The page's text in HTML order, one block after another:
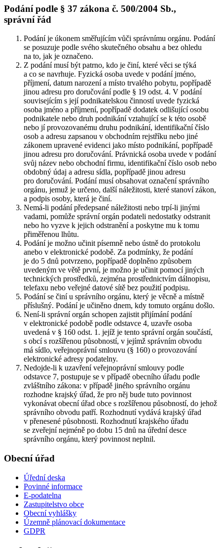
Podání podle § 37 zákona č. 500/2004 Sb.,
správní řád
Podání je úkonem směřujícím vůči správnímu orgánu. Podání
se posuzuje podle svého skutečného obsahu a bez ohledu
na to, jak je označeno.
Z podání musí být patrno, kdo je činí, které věci se týká
a co se navrhuje. Fyzická osoba uvede v podání jméno,
příjmení, datum narození a místo trvalého pobytu, popřípadě
jinou adresu pro doručování podle § 19 odst. 4. V podání
souvisejícím s její podnikatelskou činností uvede fyzická
osoba jméno a příjmení, popřípadě dodatek odlišující osobu
podnikatele nebo druh podnikání vztahující se k této osobě
nebo jí provozovanému druhu podnikání, identifikační číslo
osob a adresu zapsanou v obchodním rejstříku nebo jiné
zákonem upravené evidenci jako místo podnikání, popřípadě
jinou adresu pro doručování. Právnická osoba uvede v podání
svůj název nebo obchodní firmu, identifikační číslo osob nebo
obdobný údaj a adresu sídla, popřípadě jinou adresu
pro doručování. Podání musí obsahovat označení správního
orgánu, jemuž je určeno, další náležitosti, které stanoví zákon,
a podpis osoby, která je činí.
Nemá-li podání předepsané náležitosti nebo trpí-li jinými
vadami, pomůže správní orgán podateli nedostatky odstranit
nebo ho vyzve k jejich odstranění a poskytne mu k tomu
přiměřenou lhůtu.
Podání je možno učinit písemně nebo ústně do protokolu
anebo v elektronické podobě. Za podmínky, že podání
je do 5 dnů potvrzeno, popřípadě doplněno způsobem
uvedeným ve větě první, je možno je učinit pomocí jiných
technických prostředků, zejména prostřednictvím dálnopisu,
telefaxu nebo veřejné datové sítě bez použití podpisu.
Podání se činí u správního orgánu, který je věcně a místně
příslušný. Podání je učiněno dnem, kdy tomuto orgánu došlo.
Není-li správní orgán schopen zajistit přijímání podání
v elektronické podobě podle odstavce 4, uzavře osoba
uvedená v § 160 odst. 1. jejíž je tento správní orgán součástí,
s obcí s rozšířenou působností, v jejímž správním obvodu
má sídlo, veřejnoprávní smlouvu (§ 160) o provozování
elektronické adresy podatelny.
Nedojde-li k uzavření veřejnoprávní smlouvy podle
odstavce 7, postupuje se v případě obecního úřadu podle
zvláštního zákona: v případě jiného správního orgánu
rozhodne krajský úřad, že pro něj bude tuto povinnost
vykonávat obecní úřad obce s rozšířenou působností, do jehož
správního obvodu patří. Rozhodnutí vydává krajský úřad
v přenesené působnosti. Rozhodnutí krajského úřadu
se zveřejní nejméně po dobu 15 dnů na úřední desce
správního orgánu, který povinnost neplnil.
Obecní úřad
Úřední deska
Povinné informace
E-podatelna
Zastupitelstvo obce
Obecní vyhlášky
Územně plánovací dokumentace
GDPR